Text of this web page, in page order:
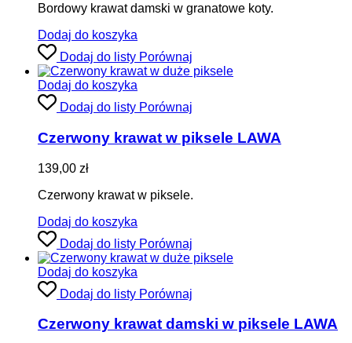
Bordowy krawat damski w granatowe koty.
Dodaj do koszyka
Dodaj do listy Porównaj
Dodaj do koszyka
Dodaj do listy Porównaj
Czerwony krawat w piksele LAWA
139,00 zł
Czerwony krawat w piksele.
Dodaj do koszyka
Dodaj do listy Porównaj
Dodaj do koszyka
Dodaj do listy Porównaj
Czerwony krawat damski w piksele LAWA